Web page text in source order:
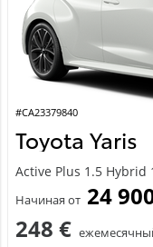
#CA23379840
Toyota Yaris
Active Plus 1.5 Hybrid
Начиная от 24
248 €